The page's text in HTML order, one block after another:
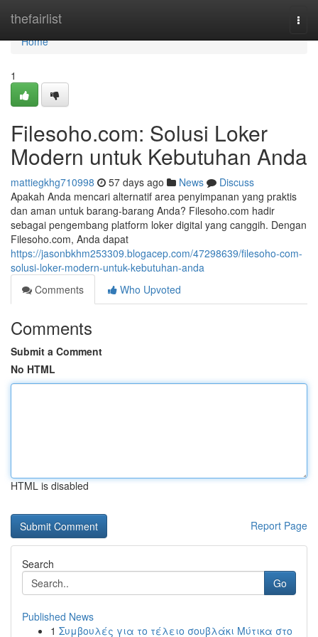
thefairlist
Home
Home
1
Filesoho.com: Solusi Loker
Modern untuk Kebutuhan Anda
mattiegkhg710998 57 days ago News
Discuss
Apakah Anda mencari alternatif area penyimpanan yang praktis
dan aman untuk barang-barang Anda? Filesoho.com hadir
sebagai pengembang platform loker digital yang canggih. Dengan
Filesoho.com, Anda dapat
https://jasonbkhm253309.blogacep.com/47298639/filesoho-com-
solusi-loker-modern-untuk-kebutuhan-anda
Comments
Who Upvoted
Comments
Submit a Comment
No HTML
HTML is disabled
Report Page
Search
Go
Published News
1 Συμβουλές για το τέλειο σουβλάκι Μύτικα στο